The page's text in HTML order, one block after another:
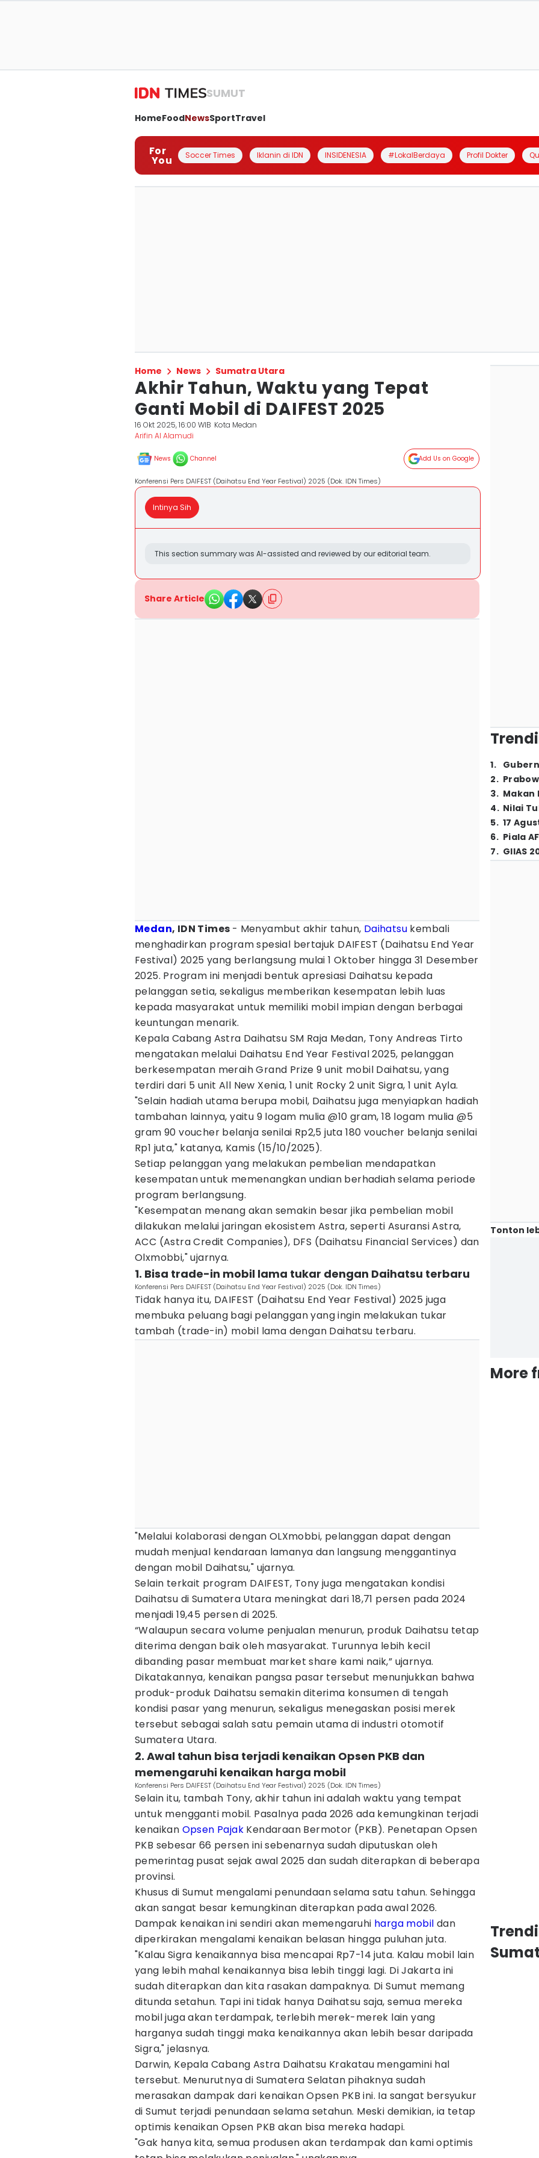
SUMUT
HomeFoodNewsSportTravel
For
You Soccer Times Iklanin di IDN INSIDENESIA #LokalBerdaya Profil Dokter
Home News Sumatra Utara
Akhir Tahun, Waktu yang Tepat
Ganti Mobil di DAIFEST 2025
16 Okt 2025, 16:00 WIB Kota Medan
Arifin Al Alamudi
News Channel Add Us on Google
Konferensi Pers DAIFEST (Daihatsu End Year Festival) 2025 (Dok. IDN Times)
Intinya Sih
This section summary was AI-assisted and reviewed by our editorial team.
Share Article
Medan, IDN Times - Menyambut akhir tahun, Daihatsu kembali
menghadirkan program spesial bertajuk DAIFEST (Daihatsu End Year
Festival) 2025 yang berlangsung mulai 1 Oktober hingga 31 Desember
2025. Program ini menjadi bentuk apresiasi Daihatsu kepada
pelanggan setia, sekaligus memberikan kesempatan lebih luas
kepada masyarakat untuk memiliki mobil impian dengan berbagai
keuntungan menarik.
Kepala Cabang Astra Daihatsu SM Raja Medan, Tony Andreas Tirto
mengatakan melalui Daihatsu End Year Festival 2025, pelanggan
berkesempatan meraih Grand Prize 9 unit mobil Daihatsu, yang
terdiri dari 5 unit All New Xenia, 1 unit Rocky 2 unit Sigra, 1 unit Ayla.
"Selain hadiah utama berupa mobil, Daihatsu juga menyiapkan hadiah
tambahan lainnya, yaitu 9 logam mulia @10 gram, 18 logam mulia @5
gram 90 voucher belanja senilai Rp2,5 juta 180 voucher belanja senilai
Rp1 juta," katanya, Kamis (15/10/2025).
Setiap pelanggan yang melakukan pembelian mendapatkan
kesempatan untuk memenangkan undian berhadiah selama periode
program berlangsung.
"Kesempatan menang akan semakin besar jika pembelian mobil
dilakukan melalui jaringan ekosistem Astra, seperti Asuransi Astra,
ACC (Astra Credit Companies), DFS (Daihatsu Financial Services) dan
Olxmobbi," ujarnya.
1. Bisa trade-in mobil lama tukar dengan Daihatsu terbaru
Konferensi Pers DAIFEST (Daihatsu End Year Festival) 2025 (Dok. IDN Times)
Tidak hanya itu, DAIFEST (Daihatsu End Year Festival) 2025 juga
membuka peluang bagi pelanggan yang ingin melakukan tukar
tambah (trade-in) mobil lama dengan Daihatsu terbaru.
"Melalui kolaborasi dengan OLXmobbi, pelanggan dapat dengan
mudah menjual kendaraan lamanya dan langsung menggantinya
dengan mobil Daihatsu," ujarnya.
Selain terkait program DAIFEST, Tony juga mengatakan kondisi
Daihatsu di Sumatera Utara meningkat dari 18,71 persen pada 2024
menjadi 19,45 persen di 2025.
“Walaupun secara volume penjualan menurun, produk Daihatsu tetap
diterima dengan baik oleh masyarakat. Turunnya lebih kecil
dibanding pasar membuat market share kami naik,” ujarnya.
Dikatakannya, kenaikan pangsa pasar tersebut menunjukkan bahwa
produk-produk Daihatsu semakin diterima konsumen di tengah
kondisi pasar yang menurun, sekaligus menegaskan posisi merek
tersebut sebagai salah satu pemain utama di industri otomotif
Sumatera Utara.
2. Awal tahun bisa terjadi kenaikan Opsen PKB dan
memengaruhi kenaikan harga mobil
Konferensi Pers DAIFEST (Daihatsu End Year Festival) 2025 (Dok. IDN Times)
Selain itu, tambah Tony, akhir tahun ini adalah waktu yang tempat
untuk mengganti mobil. Pasalnya pada 2026 ada kemungkinan terjadi
kenaikan Opsen Pajak Kendaraan Bermotor (PKB). Penetapan Opsen
PKB sebesar 66 persen ini sebenarnya sudah diputuskan oleh
pemerintag pusat sejak awal 2025 dan sudah diterapkan di beberapa
provinsi.
Khusus di Sumut mengalami penundaan selama satu tahun. Sehingga
akan sangat besar kemungkinan diterapkan pada awal 2026.
Dampak kenaikan ini sendiri akan memengaruhi harga mobil dan
diperkirakan mengalami kenaikan belasan hingga puluhan juta.
"Kalau Sigra kenaikannya bisa mencapai Rp7-14 juta. Kalau mobil lain
yang lebih mahal kenaikannya bisa lebih tinggi lagi. Di Jakarta ini
sudah diterapkan dan kita rasakan dampaknya. Di Sumut memang
ditunda setahun. Tapi ini tidak hanya Daihatsu saja, semua mereka
mobil juga akan terdampak, terlebih merek-merek lain yang
harganya sudah tinggi maka kenaikannya akan lebih besar daripada
Sigra," jelasnya.
Darwin, Kepala Cabang Astra Daihatsu Krakatau mengamini hal
tersebut. Menurutnya di Sumatera Selatan pihaknya sudah
merasakan dampak dari kenaikan Opsen PKB ini. Ia sangat bersyukur
di Sumut terjadi penundaan selama setahun. Meski demikian, ia tetap
optimis kenaikan Opsen PKB akan bisa mereka hadapi.
"Gak hanya kita, semua produsen akan terdampak dan kami optimis
1.
2.
3. Makan
4. Nilai
5. 17
6. Piala
7. GIIAS
Tonton
More